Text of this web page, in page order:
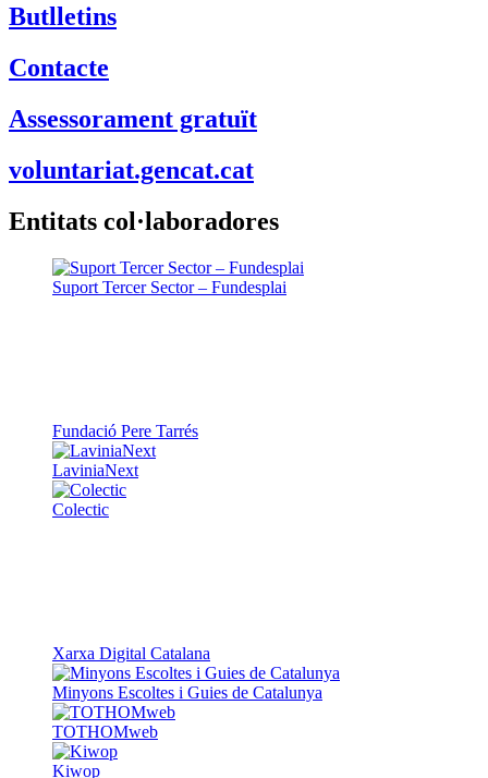
Butlletins
Contacte
Assessorament gratuït
voluntariat.gencat.cat
Entitats col·laboradores
Suport Tercer Sector – Fundesplai
Fundació Pere Tarrés
LaviniaNext
Colectic
Xarxa Digital Catalana
Minyons Escoltes i Guies de Catalunya
TOTHOMweb
Kiwop